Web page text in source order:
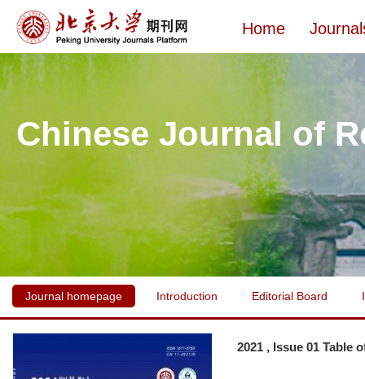
Home
Chinese Journal of
Journal homepage Introduction Editorial Board
2021 , Issue 01 Table